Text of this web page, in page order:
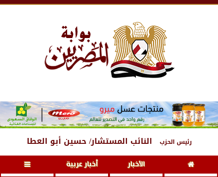
رئيس الحزب النائب المستشار/ حسين أبو العطا
الأخبار أخبار عربية